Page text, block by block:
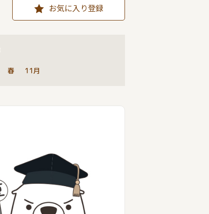
お気に入り登録
春 11月